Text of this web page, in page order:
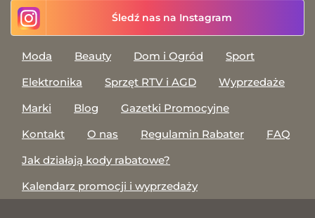
Śledź nas na Instagram
Moda Beauty Dom i Ogród
Sport
Elektronika
Sprzęt RTV i AGD
Wyprzedaże
Marki
Blog
Gazetki Promocyjne
Kontakt
O nas Regulamin Rabater
FAQ
Jak działają kody rabatowe?
Kalendarz promocji i wyprzedaży